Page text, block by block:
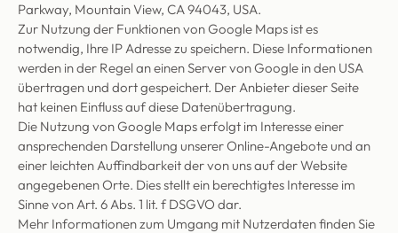
Parkway, Mountain View, CA 94043, USA.
Zur Nutzung der Funktionen von Google Maps ist es
notwendig, Ihre IP Adresse zu speichern. Diese Informationen
werden in der Regel an einen Server von Google in den USA
übertragen und dort gespeichert. Der Anbieter dieser Seite
hat keinen Einfluss auf diese Datenübertragung.
Die Nutzung von Google Maps erfolgt im Interesse einer
ansprechenden Darstellung unserer Online-Angebote und an
einer leichten Auffindbarkeit der von uns auf der Website
angegebenen Orte. Dies stellt ein berechtigtes Interesse im
Sinne von Art. 6 Abs. 1 lit. f DSGVO dar.
Mehr Informationen zum Umgang mit Nutzerdaten finden Sie